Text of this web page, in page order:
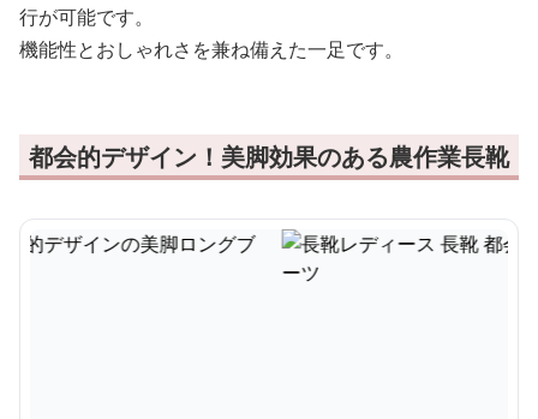
行が可能です。
機能性とおしゃれさを兼ね備えた一足です。
都会的デザイン！美脚効果のある農作業長靴